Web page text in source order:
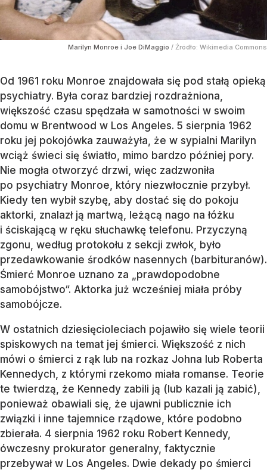
Marilyn Monroe i Joe DiMaggio / Źródło: Wikimedia Commons
Od 1961 roku Monroe znajdowała się pod stałą opieką
psychiatry. Była coraz bardziej rozdrażniona,
większość czasu spędzała w samotności w swoim
domu w Brentwood w Los Angeles. 5 sierpnia 1962
roku jej pokojówka zauważyła, że w sypialni Marilyn
wciąż świeci się światło, mimo bardzo później pory.
Nie mogła otworzyć drzwi, więc zadzwoniła
po psychiatry Monroe, który niezwłocznie przybył.
Kiedy ten wybił szybę, aby dostać się do pokoju
aktorki, znalazł ją martwą, leżącą nago na łóżku
i ściskającą w ręku słuchawkę telefonu. Przyczyną
zgonu, według protokołu z sekcji zwłok, było
przedawkowanie środków nasennych (barbituranów).
Śmierć Monroe uznano za „prawdopodobne
samobójstwo“. Aktorka już wcześniej miała próby
samobójcze.
W ostatnich dziesięcioleciach pojawiło się wiele teorii
spiskowych na temat jej śmierci. Większość z nich
mówi o śmierci z rąk lub na rozkaz Johna lub Roberta
Kennedych, z którymi rzekomo miała romanse. Teorie
te twierdzą, że Kennedy zabili ją (lub kazali ją zabić),
ponieważ obawiali się, że ujawni publicznie ich
związki i inne tajemnice rządowe, które podobno
zbierała. 4 sierpnia 1962 roku Robert Kennedy,
ówczesny prokurator generalny, faktycznie
przebywał w Los Angeles. Dwie dekady po śmierci